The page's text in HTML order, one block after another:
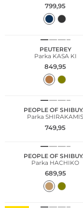
799,95
PEUTEREY
Parka KASA KI
849,95
PEOPLE OF
Parka SHIRAKAMIS
749,95
PEOPLE OF
Parka HACHIKO
689,95